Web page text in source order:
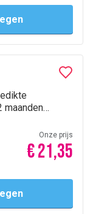
maanden
Onze prijs
€ 21,35